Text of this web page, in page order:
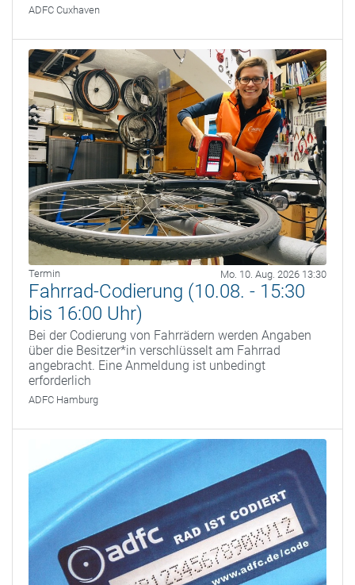
ADFC Cuxhaven
Termin Mo. 10. Aug. 2026 13:30
Fahrrad-Codierung (10.08. - 15:30
bis 16:00 Uhr)
Bei der Codierung von Fahrrädern werden Angaben
über die Besitzer*in verschlüsselt am Fahrrad
angebracht. Eine Anmeldung ist unbedingt
erforderlich
ADFC Hamburg